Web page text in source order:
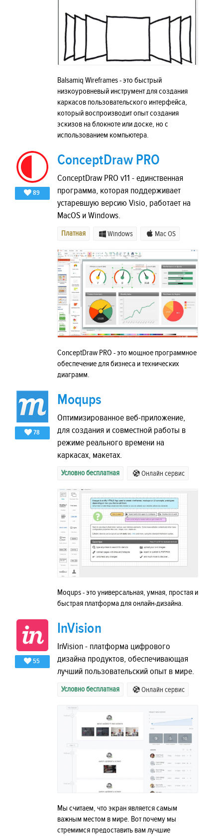
Balsamiq Wireframes - это быстрый
низкоуровневый инструмент для создания
каркасов пользовательского интерфейса,
который воспроизводит опыт создания
эскизов на блокноте или доске, но с
использованием компьютера.
89
ConceptDraw PRO
ConceptDraw PRO v11 - единственная
программа, которая поддерживает
устаревшую версию Visio, работает на
MacOS и Windows.
Платная Windows Mac OS
ConceptDraw PRO - это мощное программное
обеспечение для бизнеса и технических
диаграмм.
78
Moqups
Оптимизированное веб-приложение,
для создания и совместной работы в
режиме реального времени на
каркасах, макетах.
Условно бесплатная Онлайн сервис
Moqups - это универсальная, умная, простая и
быстрая платформа для онлайн-дизайна.
55
InVision
InVision - платформа цифрового
дизайна продуктов, обеспечивающая
лучший пользовательский опыт в мире.
Условно бесплатная Онлайн сервис
Мы считаем, что экран является самым
важным местом в мире. Вот почему мы
стремимся предоставить вам лучшие